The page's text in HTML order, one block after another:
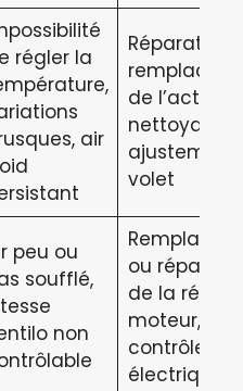
régler la
air
Réparation
de
nettoyage
ajustement
volet
peu ou
soufflé,
non
ou
de la
moteur,
contrôle
électrique